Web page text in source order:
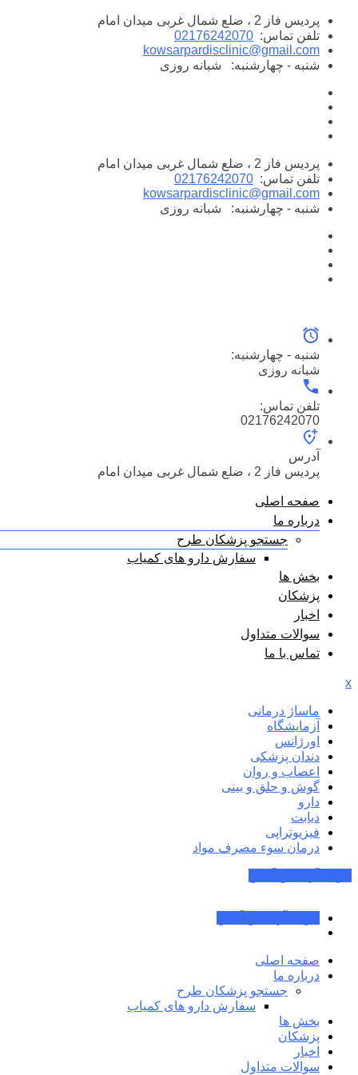
پرش
محتوا
پردیس فاز 2 ، ضلع شمال غربی میدان امام
تلفن تماس: 02176242070
kowsarpardisclinic@gmail.com
شنبه - چهارشنبه:
شبانه روزی
پردیس فاز 2 ، ضلع شمال غربی میدان امام
تلفن تماس: 02176242070
kowsarpardisclinic@gmail.com
شنبه - چهارشنبه:
شبانه روزی
شنبه - چهارشنبه:
شبانه روزی
تلفن تماس:
02176242070
آدرس
پردیس فاز 2 ، ضلع شمال غربی میدان امام
صفحه اصلی
درباره ما
جستجو پزشکان طرح
سفارش دارو های کمیاب
بخش ها
پزشکان
اخبار
سوالات متداول
تماس با ما
x
ماساژ درمانی
آزمایشگاه
اورژانس
دندان پزشکی
اعصاب و روان
گوش و حلق و بینی
دارو
دیابت
فیزیوتراپی
درمان سوء مصرف مواد
صفحه اصلی
درباره ما
جستجو پزشکان طرح
سفارش دارو های کمیاب
بخش ها
پزشکان
اخبار
سوالات متداول